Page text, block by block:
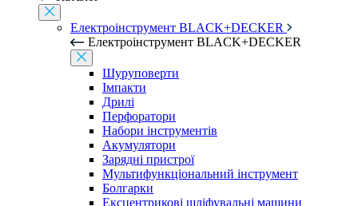
Електроінструмент BLACK+DECKER
Електроінструмент BLACK+DECKER
Шуруповерти
Імпакти
Дрилі
Перфоратори
Набори інструментів
Акумулятори
Зарядні пристрої
Мультифункціональний інструмент
Болгарки
Ексцентрикові шліфувальні машини